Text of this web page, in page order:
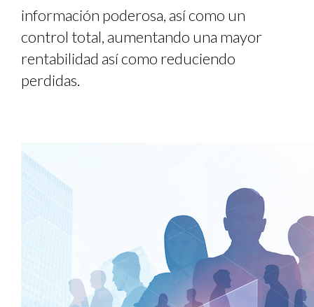
información poderosa, así como un
control total, aumentando una mayor
rentabilidad así como reduciendo
perdidas.